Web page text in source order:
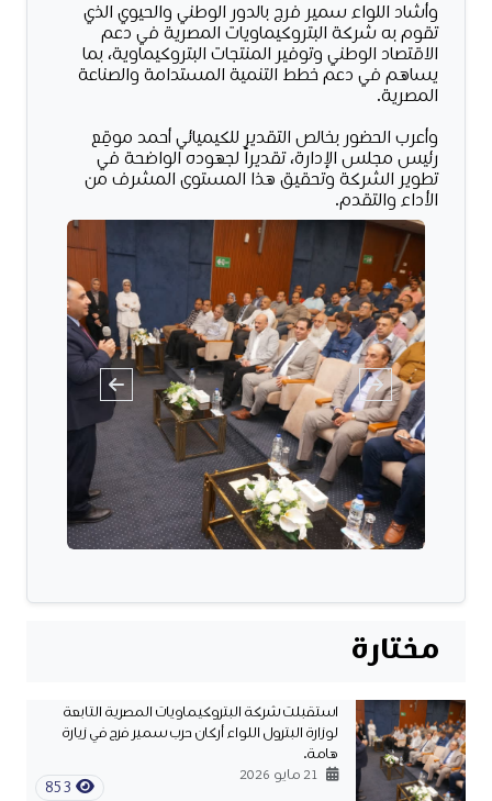
مختارة
853
استقبلت شركة البتروكيماويات المصرية التابعة
لوزارة البترول اللواء أركان حرب سمير فرج في زيارة
هامة.
وأشاد اللواء سمير فرج بالدور الوطني والحيوي الذي
تقوم به شركة البتروكيماويات المصرية في دعم
الاقتصاد الوطني وتوفير المنتجات البتروكيماوية، بما
يساهم في دعم خطط التنمية المستدامة والصناعة
المصرية.
وأعرب الحضور بخالص التقدير للكيميائي أحمد موقِع
رئيس مجلس الإدارة، تقديراً لجهوده الواضحة في
تطوير الشركة وتحقيق هذا المستوى المشرف من
الأداء والتقدم.